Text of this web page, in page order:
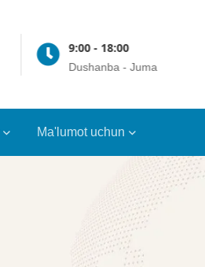
9:00 - 18:00
Dushanba - Juma
Ma'lumot uchun